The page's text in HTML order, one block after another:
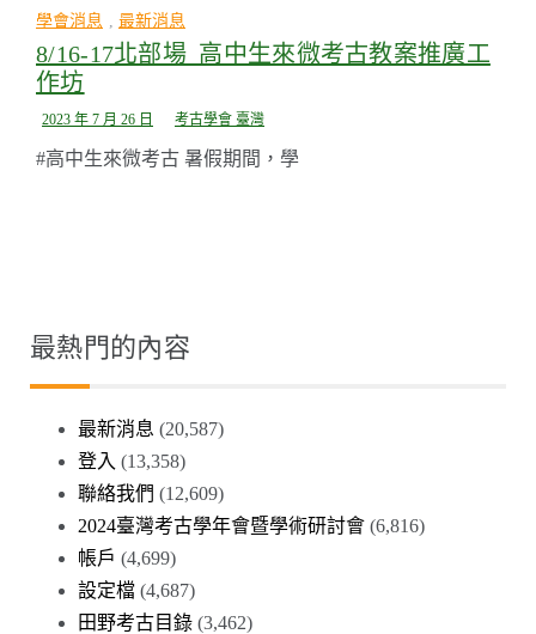
學會消息 最新消息
8/16-17北部場_高中生來微考古教案推廣工
作坊
2023 年 7 月 26 日 考古學會 臺灣
#高中生來微考古 暑假期間，學
最熱門的內容
最新消息 (20,587)
登入 (13,358)
聯絡我們 (12,609)
2024臺灣考古學年會暨學術研討會 (6,816)
帳戶 (4,699)
設定檔 (4,687)
田野考古目錄 (3,462)